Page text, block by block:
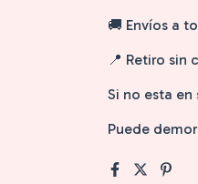
🚚 Envíos a
📍 Retiro sin
Si no esta
Puede